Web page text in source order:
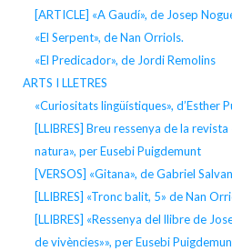
[ARTICLE] «A Gaudí», de Josep
«El Serpent», de Nan Orriols.
«El Predicador», de Jordi Remolins
ARTS I LLETRES
«Curiositats lingüístiques», d’Esther
[LLIBRES] Breu ressenya de la
natura», per Eusebi Puigdemunt
[VERSOS] «Gitana», de Gabriel
[LLIBRES] «Tronc balit, 5» de Nan
[LLIBRES] «Ressenya del llibre de
de vivències»», per Eusebi